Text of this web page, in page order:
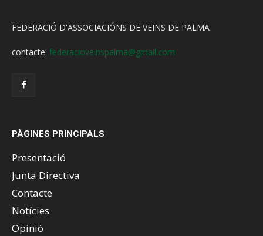
FEDERACIÓ D'ASSOCIACIÓNS DE VEÏNS DE PALMA
contacte: federacioveinspalma@gmail.com
PÀGINES PRINCIPALS
Presentació
Junta Directiva
Contacte
Notícies
Opinió